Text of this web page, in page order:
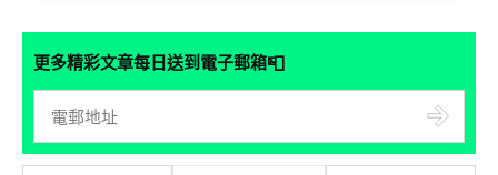
更多精彩文章每日送到電子郵箱📮